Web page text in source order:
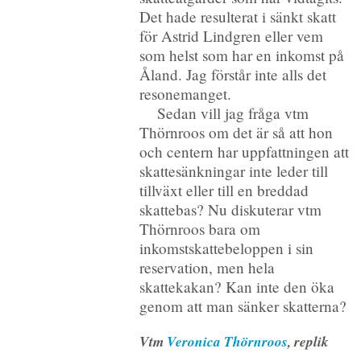
Det hade resulterat i sänkt skatt
för Astrid Lindgren eller vem
som helst som har en inkomst på
Åland. Jag förstår inte alls det
resonemanget.
Sedan vill jag fråga vtm
Thörnroos om det är så att hon
och centern har uppfattningen att
skattesänkningar inte leder till
tillväxt eller till en breddad
skattebas? Nu diskuterar vtm
Thörnroos bara om
inkomstskattebeloppen i sin
reservation, men hela
skattekakan? Kan inte den öka
genom att man sänker skatterna?
Vtm Veronica Thörnroos, replik